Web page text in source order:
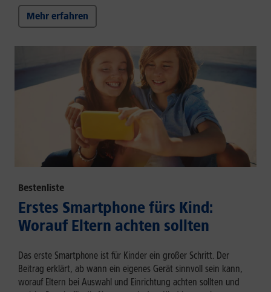
Mehr erfahren
Bestenliste
Erstes Smartphone fürs Kind:
Worauf Eltern achten sollten
Das erste Smartphone ist für Kinder ein großer Schritt. Der
Beitrag erklärt, ab wann ein eigenes Gerät sinnvoll sein kann,
worauf Eltern bei Auswahl und Einrichtung achten sollten und